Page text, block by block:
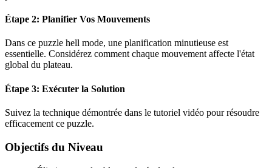
Étape 2: Planifier Vos Mouvements
Dans ce puzzle hell mode, une planification minutieuse est
essentielle. Considérez comment chaque mouvement affecte l'état
global du plateau.
Étape 3: Exécuter la Solution
Suivez la technique démontrée dans le tutoriel vidéo pour résoudre
efficacement ce puzzle.
Objectifs du Niveau